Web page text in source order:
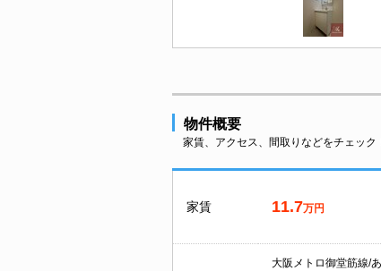
物件概要
家賃、アクセス、間取りなどをチェック
家賃 11.7万円
大阪メトロ御堂筋線/